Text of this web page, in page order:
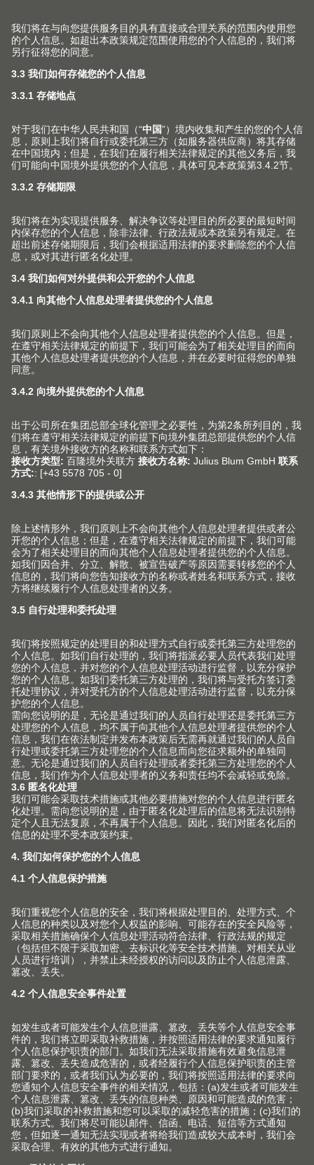
Play
品牌标签
LEGRABOX乐薄®金属抽屉系列的所有设计款式均可采
用个性化的品牌标签。
现场组装
现在，还可以选择在自己的车间或是客户现场完成
为您提供极大的便利。咔哒一声，没有装饰的抽帮和装饰
元素就已连接起来。
了解更多
的应用
卓尔不群，又能保持时尚和谐。格纹炭黑色赋予厨房以古
典的优雅格调。
内部的炭黑色 亚光和外部的防指纹不锈钢可为您的吧台注
入时尚优雅的气息。
采用典雅铁锈色结构涂层的抽帮为家具赋予独特的视觉效
果。铜色金属印字的炭黑色 亚光品牌标签。
在舒适的环境中工作会更加轻松。优雅的炭黑色 亚光外观
可营造出和谐的氛围。
金属表面搭配柔和的色彩——这种组合总能产生令人着迷
的效果。外部的防指纹不锈钢的光面外观有助于打造鲜明
的对比。
格纹炭黑 亚光使LEGRABOX乐薄®金属抽屉系列成为用
餐区中真正的亮点。
或许您对以下内容也感兴趣